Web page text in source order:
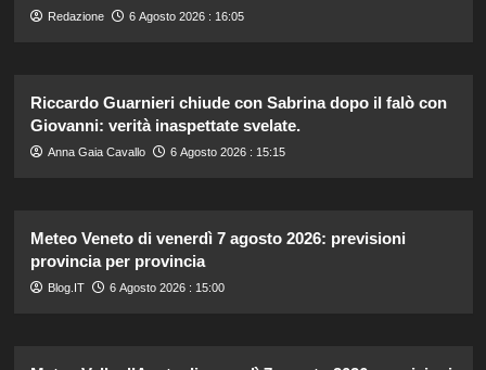
Redazione 6 Agosto 2026 : 16:05
Riccardo Guarnieri chiude con Sabrina dopo il falò con
Giovanni: verità inaspettate svelate.
Anna Gaia Cavallo 6 Agosto 2026 : 15:15
Meteo Veneto di venerdì 7 agosto 2026: previsioni
provincia per provincia
Blog.IT 6 Agosto 2026 : 15:00